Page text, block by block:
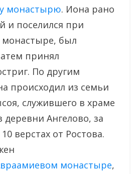
монастырю. Иона рано
и поселился при
монастыре, был
принял
По другим
происходил из семьи
служившего в храме
деревни Ангелово, за
верстах от Ростова.
монастыре,